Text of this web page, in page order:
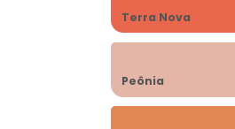
Terra Nova
Peônia